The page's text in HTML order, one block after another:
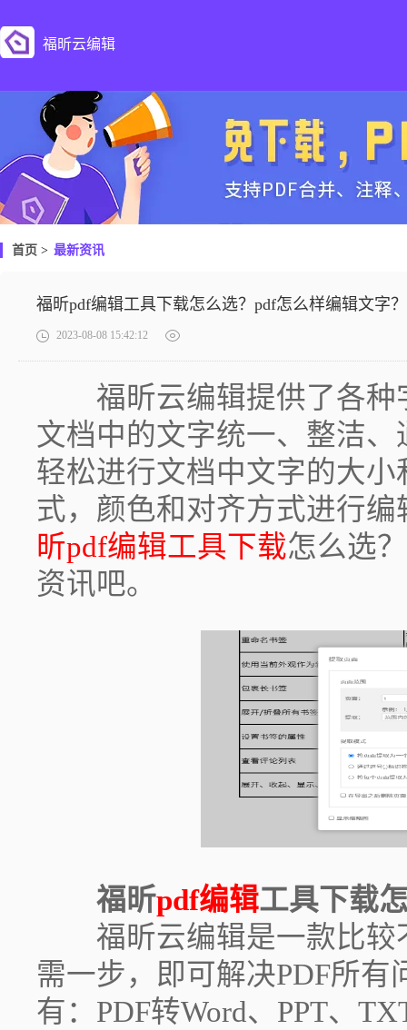
福昕云编辑
首页 > 最新资讯
福昕pdf编辑工具下载怎么选？pdf怎么样编辑文字？
2023-08-08 15:42:12
福昕云编辑提供了各种
文档中的文字统一、整洁
轻松进行文档中文字的大
式，颜色和对齐方式进行
昕pdf编辑工具下载怎么选
资讯吧。
福昕pdf编辑工具下载
福昕云编辑是一款比较
需一步，即可解决PDF所有
有：PDF转Word、PPT、